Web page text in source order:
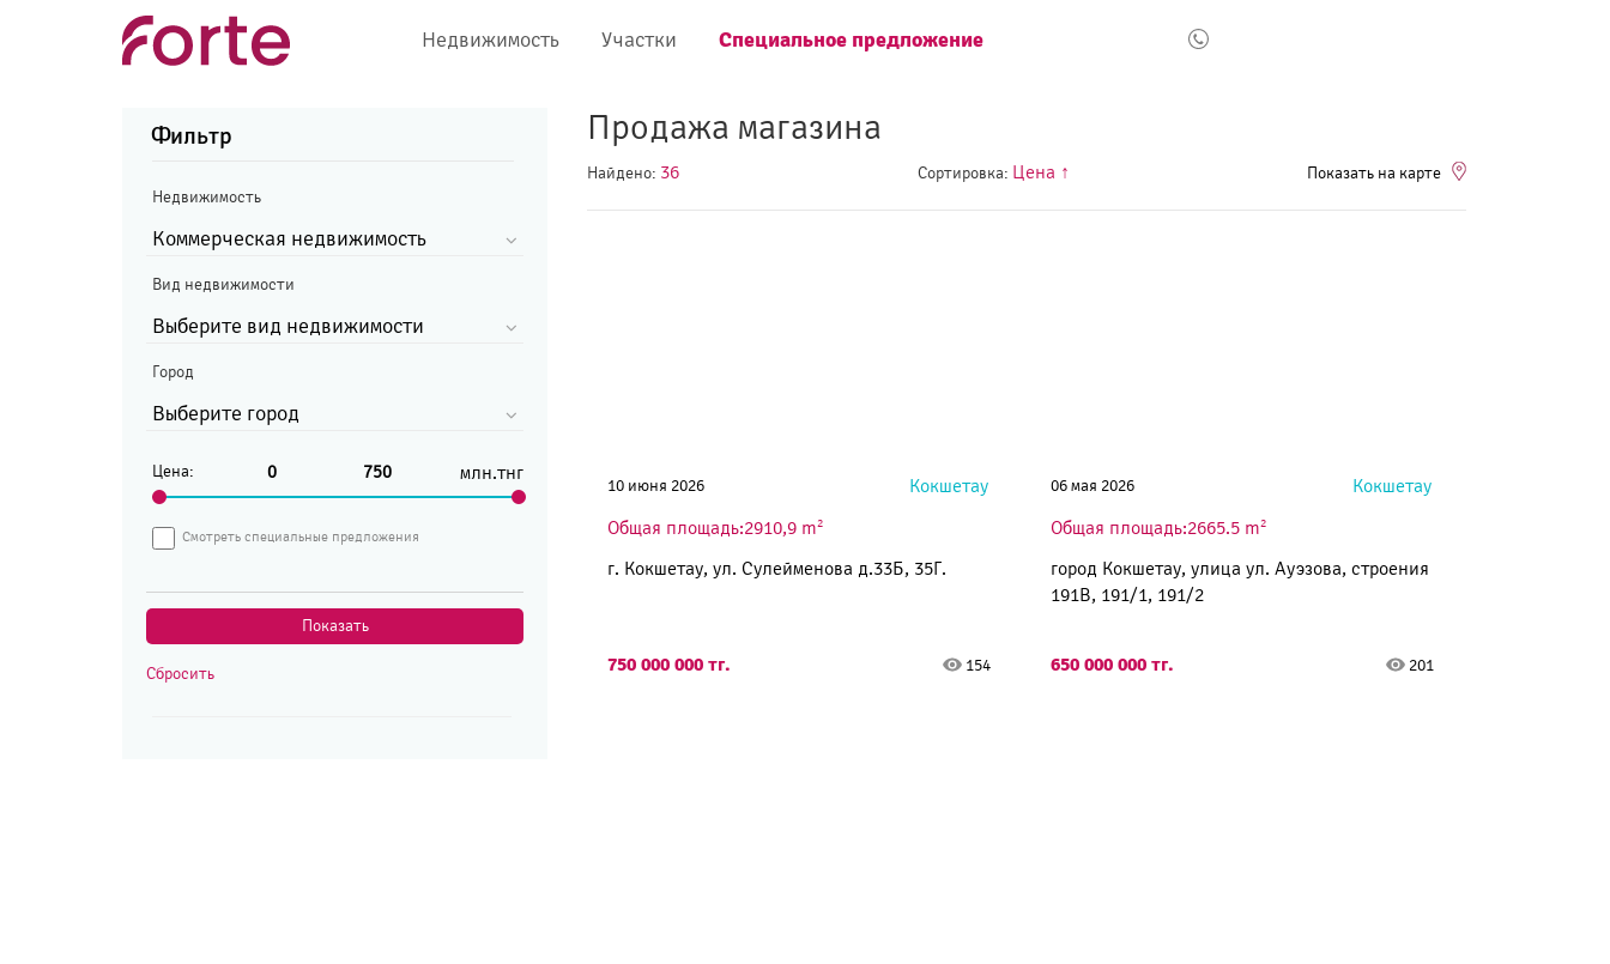
Недвижимость Участки Специальное предложение
Фильтр
Недвижимость
Коммерческая недвижимость
Вид недвижимости
Выберите вид недвижимости
Город
Выберите город
Цена: млн.тнг
Смотреть специальные предложения
Продажа магазина
Найдено: 36 Сортировка: Цена ↑ Показать на карте
10 июня 2026
Кокшетау
Общая площадь:2910,9 m2
г. Кокшетау, ул. Сулейменова д.33Б, 35Г.
750 000 000 тг. 154
06 мая 2026
Кокшетау
Общая площадь:2665.5 m2
город Кокшетау, улица ул. Ауэзова, строения
191В, 191/1, 191/2
650 000 000 тг. 201